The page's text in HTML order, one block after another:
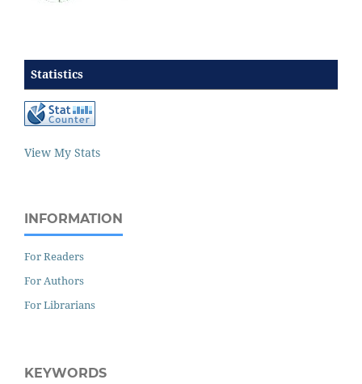
Statistics
View My Stats
INFORMATION
For Readers
For Authors
For Librarians
KEYWORDS